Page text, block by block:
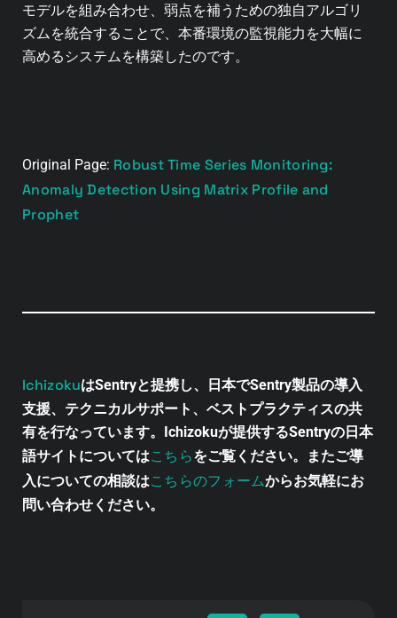
モデルを組み合わせ、弱点を補うための独自アルゴリ
ズムを統合することで、本番環境の監視能力を大幅に
高めるシステムを構築したのです。
Original Page: Robust Time Series Monitoring:
Anomaly Detection Using Matrix Profile and
Prophet
IchizokuはSentryと提携し、日本でSentry製品の導入
支援、テクニカルサポート、ベストプラクティスの共
有を行なっています。Ichizokuが提供するSentryの日本
語サイトについてはこちらをご覧ください。またご導
入についての相談はこちらのフォームからお気軽にお
問い合わせください。